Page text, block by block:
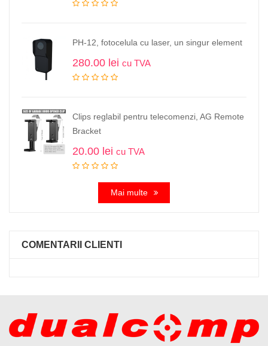
PH-12, fotocelula cu laser, un singur element
280.00 lei cu TVA
Clips reglabil pentru telecomenzi, AG Remote
Bracket
20.00 lei cu TVA
Mai multe
COMENTARII CLIENTI